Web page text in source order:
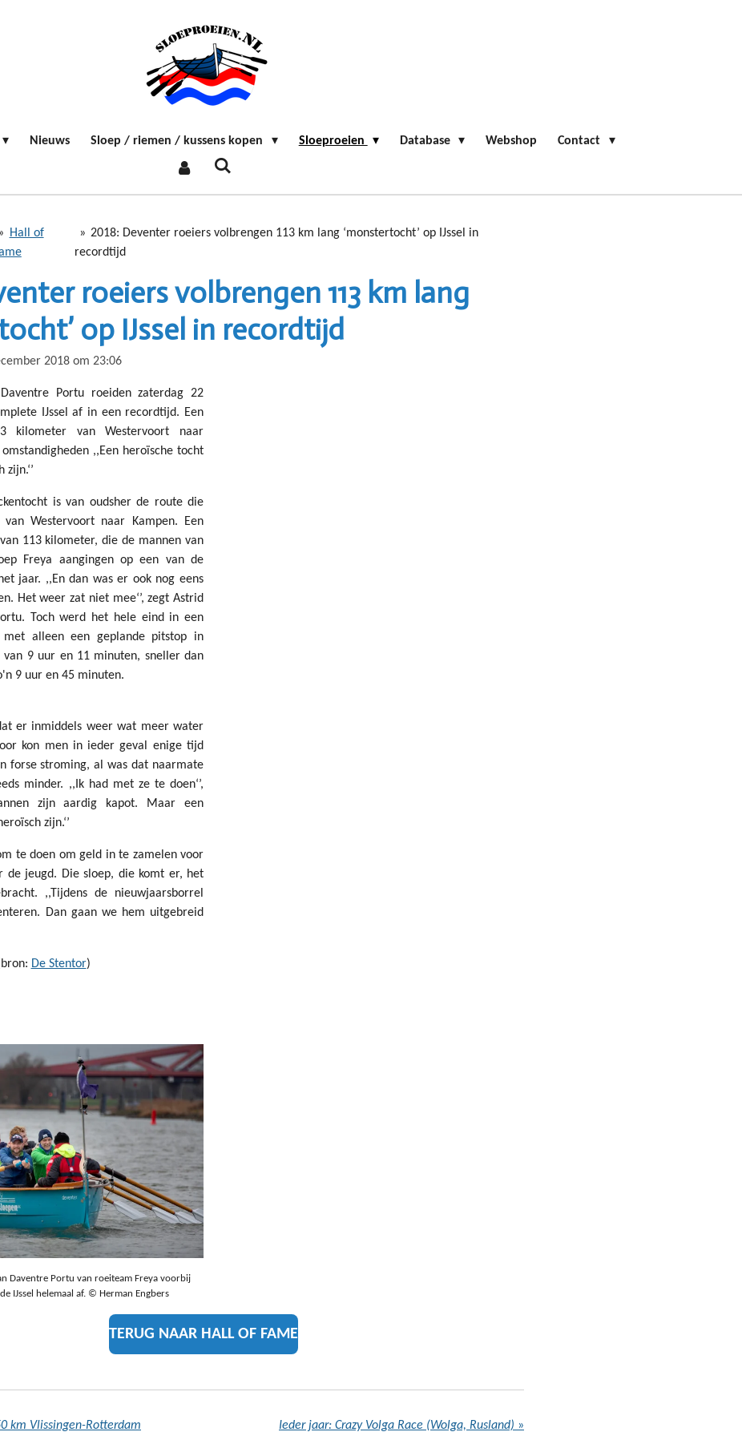
Nieuws Sloep / riemen / kussens kopen Sloeproeien Database Webshop Contact
»
Hall of
» 2018: Deventer roeiers volbrengen 113 km lang ‘monstertocht’ op IJssel in
recordtijd
roeiers volbrengen 113 km lang
op IJssel in recordtijd
2018 om 23:06
Portu roeiden zaterdag 22
IJssel af in een recordtijd. Een
kilometer van Westervoort naar
,,Een heroïsche tocht
is van oudsher de route die
van Westervoort naar Kampen. Een
113 kilometer, die de mannen van
Freya aangingen op een van de
jaar. ,,En dan was er ook nog eens
Het weer zat niet mee‘’, zegt Astrid
Toch werd het hele eind in een
met alleen een geplande pitstop in
9 uur en 11 minuten, sneller dan
9 uur en 45 minuten.
er inmiddels weer wat meer water
kon men in ieder geval enige tijd
forse stroming, al was dat naarmate
minder. ,,Ik had met ze te doen‘’,
zijn aardig kapot. Maar een
zijn.‘’
te doen om geld in te zamelen voor
de jeugd. Die sloep, die komt er, het
,,Tijdens de nieuwjaarsborrel
Dan gaan we hem uitgebreid
De Stentor)
Daventre Portu van roeiteam Freya voorbij
IJssel helemaal af. © Herman Engbers
TERUG NAAR HALL OF FAME
km Vlissingen-Rotterdam Ieder jaar: Crazy Volga Race (Wolga, Rusland) »